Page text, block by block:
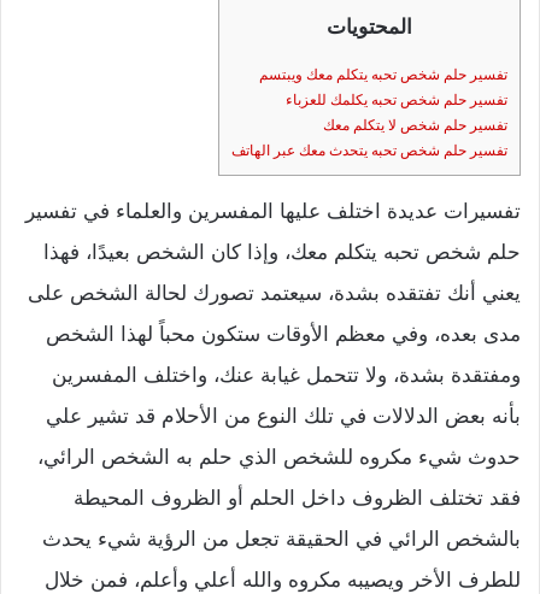
المحتويات
تفسير حلم شخص تحبه يتكلم معك ويبتسم
تفسير حلم شخص تحبه يكلمك للعزباء
تفسير حلم شخص لا يتكلم معك
تفسير حلم شخص تحبه يتحدث معك عبر الهاتف
تفسيرات عديدة اختلف عليها المفسرين والعلماء في تفسير
حلم شخص تحبه يتكلم معك، وإذا كان الشخص بعيدًا، فهذا
يعني أنك تفتقده بشدة، سيعتمد تصورك لحالة الشخص على
مدى بعده، وفي معظم الأوقات ستكون محباً لهذا الشخص
ومفتقدة بشدة، ولا تتحمل غيابة عنك، واختلف المفسرين
بأنه بعض الدلالات في تلك النوع من الأحلام قد تشير علي
حدوث شيء مكروه للشخص الذي حلم به الشخص الرائي،
فقد تختلف الظروف داخل الحلم أو الظروف المحيطة
بالشخص الرائي في الحقيقة تجعل من الرؤية شيء يحدث
للطرف الأخر ويصيبه مكروه والله أعلي وأعلم، فمن خلال